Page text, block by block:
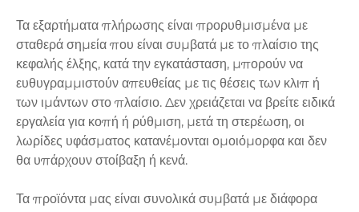
Τα εξαρτήματα πλήρωσης είναι προρυθμισμένα με
σταθερά σημεία που είναι συμβατά με το πλαίσιο της
κεφαλής έλξης, κατά την εγκατάσταση, μπορούν να
ευθυγραμμιστούν απευθείας με τις θέσεις των κλιπ ή
των ιμάντων στο πλαίσιο. Δεν χρειάζεται να βρείτε ειδικά
εργαλεία για κοπή ή ρύθμιση, μετά τη στερέωση, οι
λωρίδες υφάσματος κατανέμονται ομοιόμορφα και δεν
θα υπάρχουν στοίβαξη ή κενά.
Τα προϊόντα μας είναι συνολικά συμβατά με διάφορα